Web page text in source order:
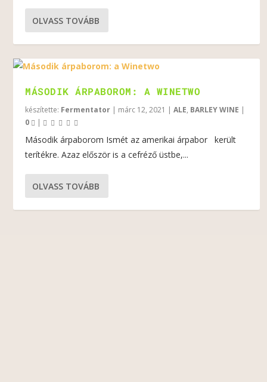
OLVASS TOVÁBB
MÁSODIK ÁRPABOROM: A WINETWO
készítette: Fermentator | márc 12, 2021 |ALE, BARLEY WINE |
0
|
Második árpaborom Ismét az amerikai árpabor került
terítékre. Azaz először is a cefréző üstbe,...
OLVASS TOVÁBB